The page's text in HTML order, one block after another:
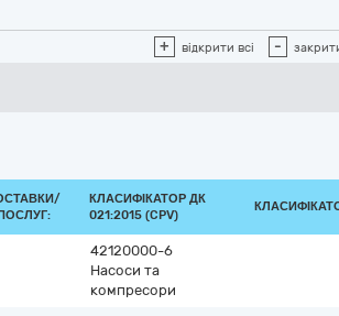
+ відкрити всі -
КЛАСИФІКАТОР ДК
021:2015 (CPV)
42120000-6
Насоси та
компресори